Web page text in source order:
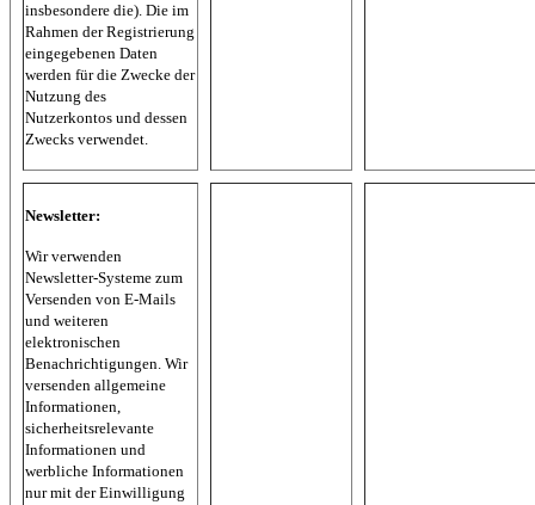
insbesondere die). Die im
Rahmen der Registrierung
eingegebenen Daten
werden für die Zwecke der
Nutzung des
Nutzerkontos und dessen
Zwecks verwendet.
Newsletter:
Wir verwenden
Newsletter-Systeme zum
Versenden von E-Mails
und weiteren
elektronischen
Benachrichtigungen. Wir
versenden allgemeine
Informationen,
sicherheitsrelevante
Informationen und
werbliche Informationen
nur mit der Einwilligung